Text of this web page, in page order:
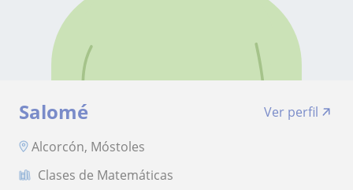
Salomé
Ver perfil
Alcorcón, Móstoles
Clases de Matemáticas